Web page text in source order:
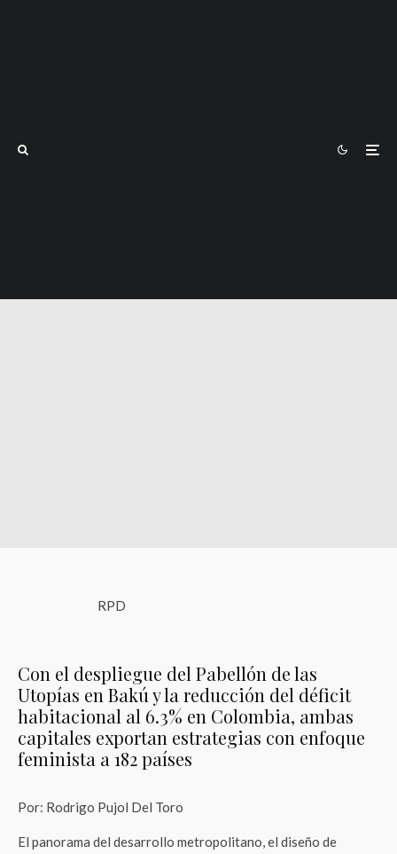
RPD
Con el despliegue del Pabellón de las
Utopías en Bakú y la reducción del déficit
habitacional al 6.3% en Colombia, ambas
capitales exportan estrategias con enfoque
feminista a 182 países
Por: Rodrigo Pujol Del Toro
El panorama del desarrollo metropolitano, el diseño de